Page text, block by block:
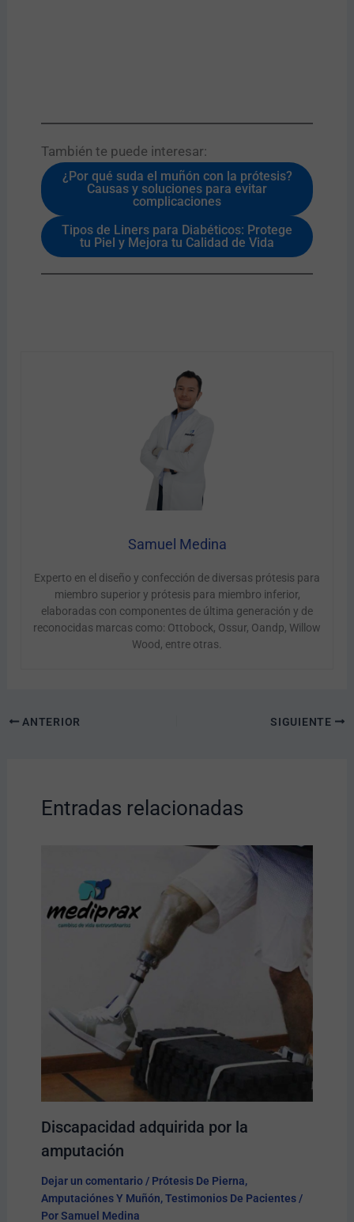
También te puede interesar:​
¿Por qué suda el muñón con la prótesis?
Causas y soluciones para evitar
complicaciones
Tipos de Liners para Diabéticos: Protege
tu Piel y Mejora tu Calidad de Vida
Samuel Medina
Experto en el diseño y confección de diversas prótesis para
miembro superior y prótesis para miembro inferior,
elaboradas con componentes de última generación y de
reconocidas marcas como: Ottobock, Ossur, Oandp, Willow
Wood, entre otras.
ANTERIOR SIGUIENTE
Entradas relacionadas
Discapacidad adquirida por la
amputación
Dejar un comentario / Prótesis De Pierna,
Amputaciónes Y Muñón,Testimonios De Pacientes/
PorSamuel Medina